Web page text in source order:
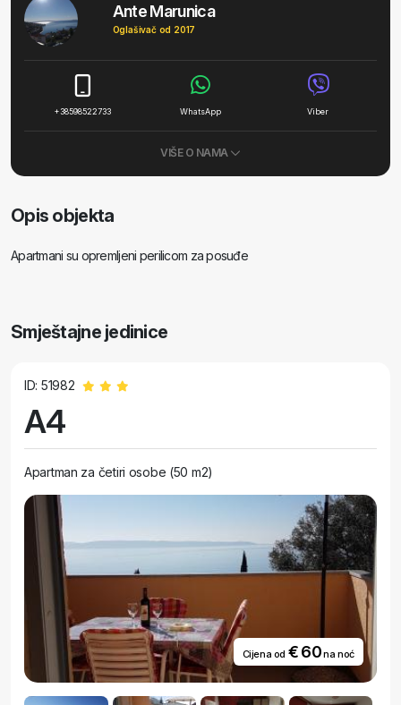
Ante Marunica
Oglašivač od 2017
+38598522733 WhatsApp Viber
VIŠE O NAMA
Opis objekta
Apartmani su opremljeni perilicom za posuđe
Smještajne jedinice
ID: 51982
A4
Apartman za četiri osobe (50 m2)
Cijena od € 60na noć